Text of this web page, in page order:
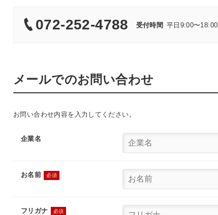
072-252-4788 受付時間 平日9:00〜18:00
メールでのお問い合わせ
お問い合わせ内容を入力してください。
企業名
お名前 必須
フリガナ 必須